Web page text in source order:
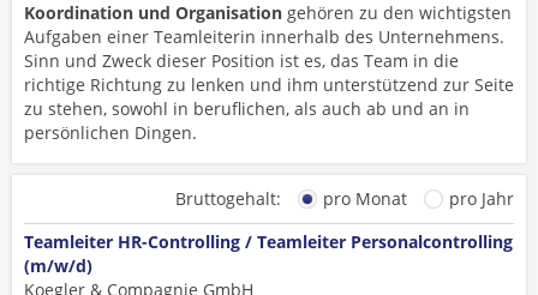
Koordination und Organisation gehören zu den wichtigsten
Aufgaben einer Teamleiterin innerhalb des Unternehmens.
Sinn und Zweck dieser Position ist es, das Team in die
richtige Richtung zu lenken und ihm unterstützend zur Seite
zu stehen, sowohl in beruflichen, als auch ab und an in
persönlichen Dingen.
Bruttogehalt: pro Monat
pro Jahr
Teamleiter HR-Controlling / Teamleiter Personalcontrolling
(m/w/d)
Koegler & Compagnie GmbH